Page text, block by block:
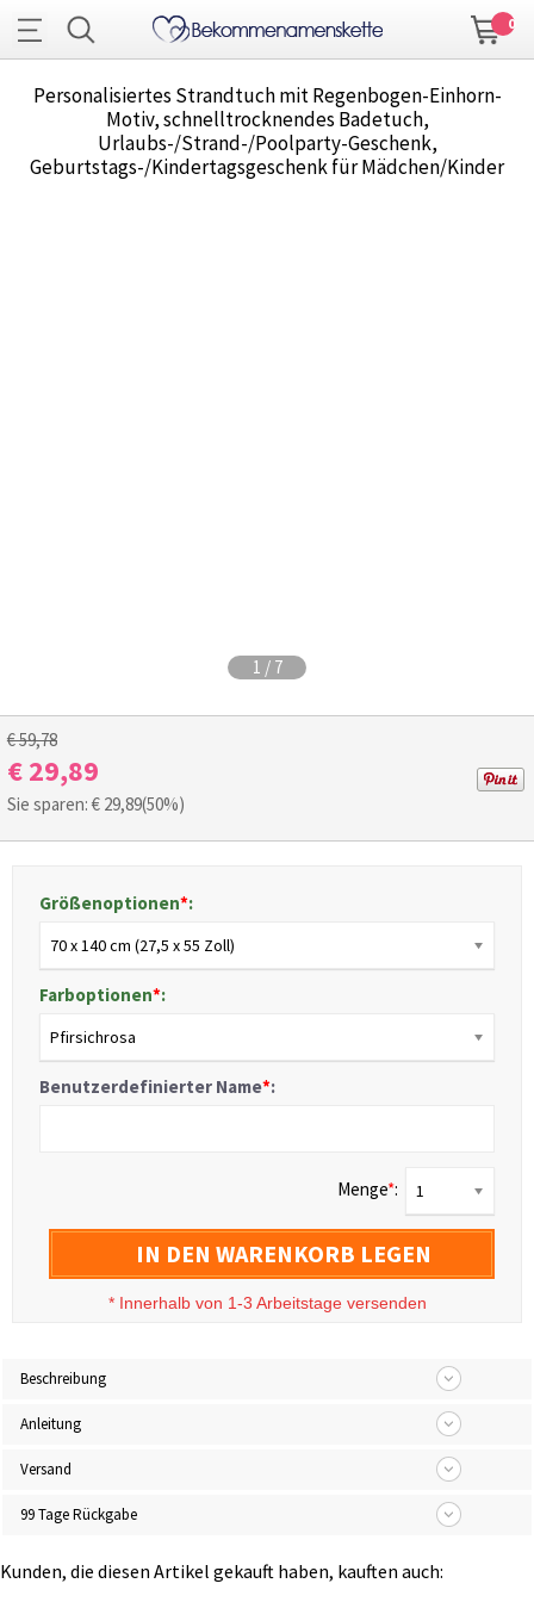
0
Personalisiertes Strandtuch mit Regenbogen-Einhorn-
Motiv, schnelltrocknendes Badetuch,
Urlaubs-/Strand-/Poolparty-Geschenk,
Geburtstags-/Kindertagsgeschenk für Mädchen/Kinder
1 / 7
€ 59,78
€ 29,89
Sie sparen: € 29,89(50%)
Größenoptionen*:
70 x 140 cm (27,5 x 55 Zoll)
Farboptionen*:
Pfirsichrosa
Benutzerdefinierter Name*:
Menge*: 1
IN DEN WARENKORB LEGEN
* Innerhalb von 1-3 Arbeitstage versenden
Beschreibung
Anleitung
Versand
99 Tage Rückgabe
Kunden, die diesen Artikel gekauft haben, kauften auch: